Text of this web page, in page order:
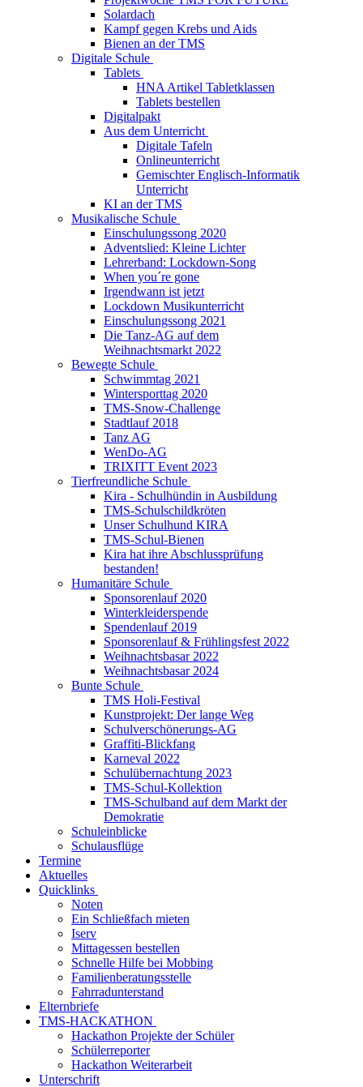
Solardach
Kampf gegen Krebs und Aids
Bienen an der TMS
Digitale Schule
Tablets
HNA Artikel Tabletklassen
Tablets bestellen
Digitalpakt
Aus dem Unterricht
Digitale Tafeln
Onlineunterricht
Gemischter Englisch-Informatik
Unterricht
KI an der TMS
Musikalische Schule
Einschulungssong 2020
Adventslied: Kleine Lichter
Lehrerband: Lockdown-Song
When you´re gone
Irgendwann ist jetzt
Lockdown Musikunterricht
Einschulungssong 2021
Die Tanz-AG auf dem
Weihnachtsmarkt 2022
Bewegte Schule
Schwimmtag 2021
Wintersporttag 2020
TMS-Snow-Challenge
Stadtlauf 2018
Tanz AG
WenDo-AG
TRIXITT Event 2023
Tierfreundliche Schule
Kira - Schulhündin in Ausbildung
TMS-Schulschildkröten
Unser Schulhund KIRA
TMS-Schul-Bienen
Kira hat ihre Abschlussprüfung
bestanden!
Humanitäre Schule
Sponsorenlauf 2020
Winterkleiderspende
Spendenlauf 2019
Sponsorenlauf & Frühlingsfest 2022
Weihnachtsbasar 2022
Weihnachtsbasar 2024
Bunte Schule
TMS Holi-Festival
Kunstprojekt: Der lange Weg
Schulverschönerungs-AG
Graffiti-Blickfang
Karneval 2022
Schulübernachtung 2023
TMS-Schul-Kollektion
TMS-Schulband auf dem Markt der
Demokratie
Schuleinblicke
Schulausflüge
Termine
Aktuelles
Quicklinks
Noten
Ein Schließfach mieten
Iserv
Mittagessen bestellen
Schnelle Hilfe bei Mobbing
Familienberatungsstelle
Fahrradunterstand
Elternbriefe
TMS-HACKATHON
Hackathon Projekte der Schüler
Schülerreporter
Hackathon Weiterarbeit
Unterschrift